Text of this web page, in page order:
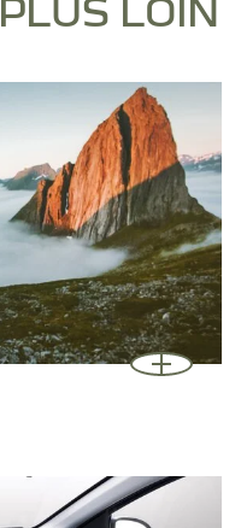
PLUS LOIN